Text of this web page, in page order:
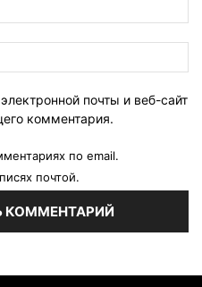
почты и веб-сайт
комментария.
по email.
почтой.